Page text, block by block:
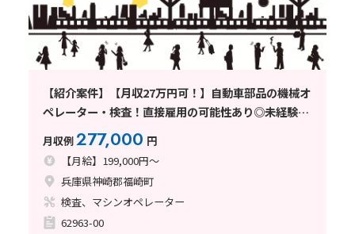
【紹介案件】【月収27万円可！】自動車部品の機械オ
ペレーター・検査！直接雇用の可能性あり◎未経験歓
月収例277,000 円
【月給】199,000円～
兵庫県神崎郡福崎町
検査、マシンオペレーター
62963-00